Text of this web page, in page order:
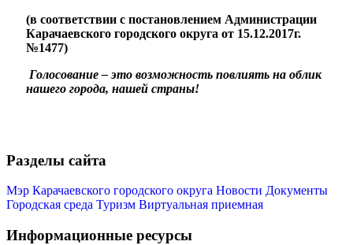
(в соответствии с постановлением Администрации
Карачаевского городского округа от 15.12.2017г.
№1477)
Голосование – это возможность повлиять на облик
нашего города, нашей страны!
Разделы сайта
Мэр Карачаевского городского округа Новости Документы
Городская среда Туризм Виртуальная приемная
Информационные ресурсы